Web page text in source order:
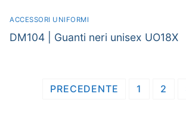
ACCESSORI UNIFORMI
DM104 | Guanti neri unisex UO18X
Navigazione
PRECEDENTE 1 2